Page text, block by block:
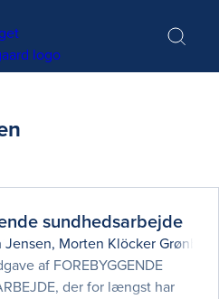
sundhedsarbejde
Jensen, Morten Klöcker Grønbæk
af FOREBYGGENDE
der for længst har